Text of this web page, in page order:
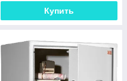
Купить